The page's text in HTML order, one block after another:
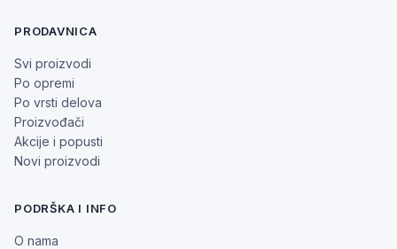
PRODAVNICA
Svi proizvodi
Po opremi
Po vrsti delova
Proizvođači
Akcije i popusti
Novi proizvodi
PODRŠKA I INFO
O nama